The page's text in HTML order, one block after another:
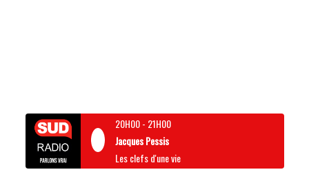
20H00- 21H00
Jacques Pessis
Les clefs d'une vie